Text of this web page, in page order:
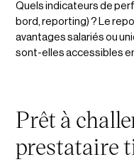
Quels indicateurs de
bord, reporting) ? Le
avantages salariés ou
sont-elles accessibles
Prêt à
prestataire